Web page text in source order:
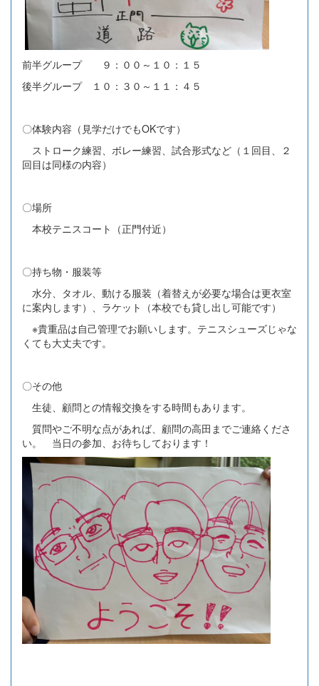
前半グループ ９：００～１０：１５
後半グループ １０：３０～１１：４５
〇体験内容（見学だけでもOKです）
ストローク練習、ボレー練習、試合形式など（１回目、２
回目は同様の内容）
〇場所
本校テニスコート（正門付近）
〇持ち物・服装等
水分、タオル、動ける服装（着替えが必要な場合は更衣室
に案内します）、ラケット（本校でも貸し出し可能です）
※貴重品は自己管理でお願いします。テニスシューズじゃな
くても大丈夫です。
〇その他
生徒、顧問との情報交換をする時間もあります。
質問やご不明な点があれば、顧問の高田までご連絡くださ
い。 当日の参加、お待ちしております！